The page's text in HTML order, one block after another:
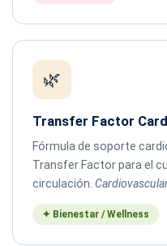
🌿
Transfer Factor
Fórmula de soporte
Transfer Factor para el
circulación.
✦ Bienestar / Wellness